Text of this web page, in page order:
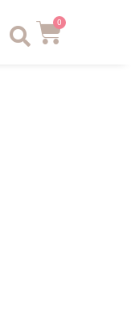
0